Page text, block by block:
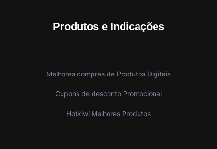
Produtos e Indicações
Melhores compras de Produtos Digitais
Cupons de desconto Promocional
Hotkiwi Melhores Produtos